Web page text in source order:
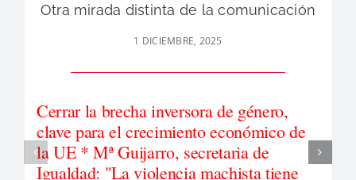
Otra mirada distinta de la comunicación
1 DICIEMBRE, 2025
Cerrar la brecha inversora de género,
clave para el crecimiento económico de
la UE * Mª Guijarro, secretaria de
Igualdad: "La violencia machista tiene